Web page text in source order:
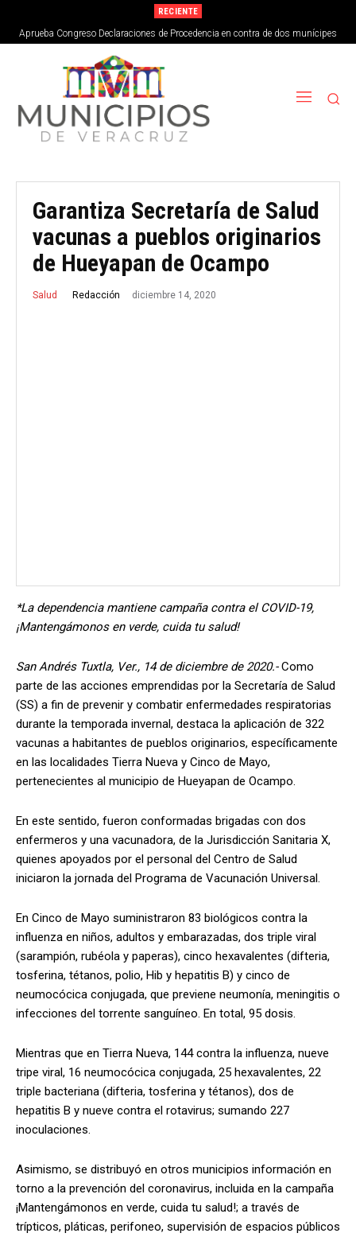
RECIENTE
Aprueba Congreso Declaraciones de Procedencia en contra de dos munícipes
Garantiza Secretaría de Salud
vacunas a pueblos originarios
de Hueyapan de Ocampo
Salud Redacción diciembre 14, 2020
*La dependencia mantiene campaña contra el COVID-19,
¡Mantengámonos en verde, cuida tu salud!
San Andrés Tuxtla, Ver., 14 de diciembre de 2020.-Como
parte de las acciones emprendidas por la Secretaría de Salud
(SS) a fin de prevenir y combatir enfermedades respiratorias
durante la temporada invernal, destaca la aplicación de 322
vacunas a habitantes de pueblos originarios, específicamente
en las localidades Tierra Nueva y Cinco de Mayo,
pertenecientes al municipio de Hueyapan de Ocampo.
En este sentido, fueron conformadas brigadas con dos
enfermeros y una vacunadora, de la Jurisdicción Sanitaria X,
quienes apoyados por el personal del Centro de Salud
iniciaron la jornada del Programa de Vacunación Universal.
En Cinco de Mayo suministraron 83 biológicos contra la
influenza en niños, adultos y embarazadas, dos triple viral
(sarampión, rubéola y paperas), cinco hexavalentes (difteria,
tosferina, tétanos, polio, Hib y hepatitis B) y cinco de
neumocócica conjugada, que previene neumonía, meningitis o
infecciones del torrente sanguíneo. En total, 95 dosis.
Mientras que en Tierra Nueva, 144 contra la influenza, nueve
tripe viral, 16 neumocócica conjugada, 25 hexavalentes, 22
triple bacteriana (difteria, tosferina y tétanos), dos de
hepatitis B y nueve contra el rotavirus; sumando 227
inoculaciones.
Asimismo, se distribuyó en otros municipios información en
torno a la prevención del coronavirus, incluida en la campaña
¡Mantengámonos en verde, cuida tu salud!; a través de
trípticos, pláticas, perifoneo, supervisión de espacios públicos